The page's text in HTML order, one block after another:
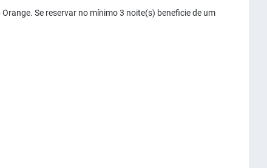
Se reservar no mínimo 3 noite(s) beneficie de um